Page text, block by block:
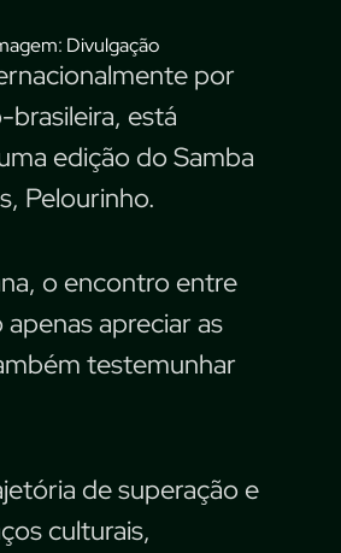
Divulgação
por
está
edição do Samba
Pelourinho.
o encontro entre
apreciar as
testemunhar
de superação e
culturais,